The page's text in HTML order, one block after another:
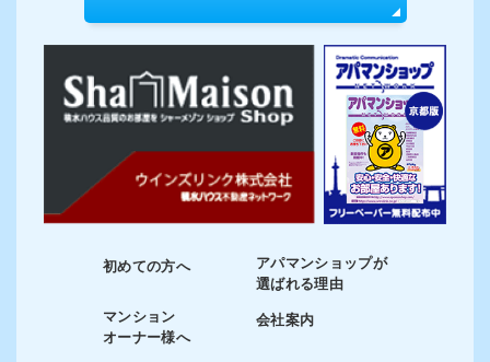
初めての方へ
マンション
オーナー様へ
アパマンショップが
選ばれる理由
会社案内